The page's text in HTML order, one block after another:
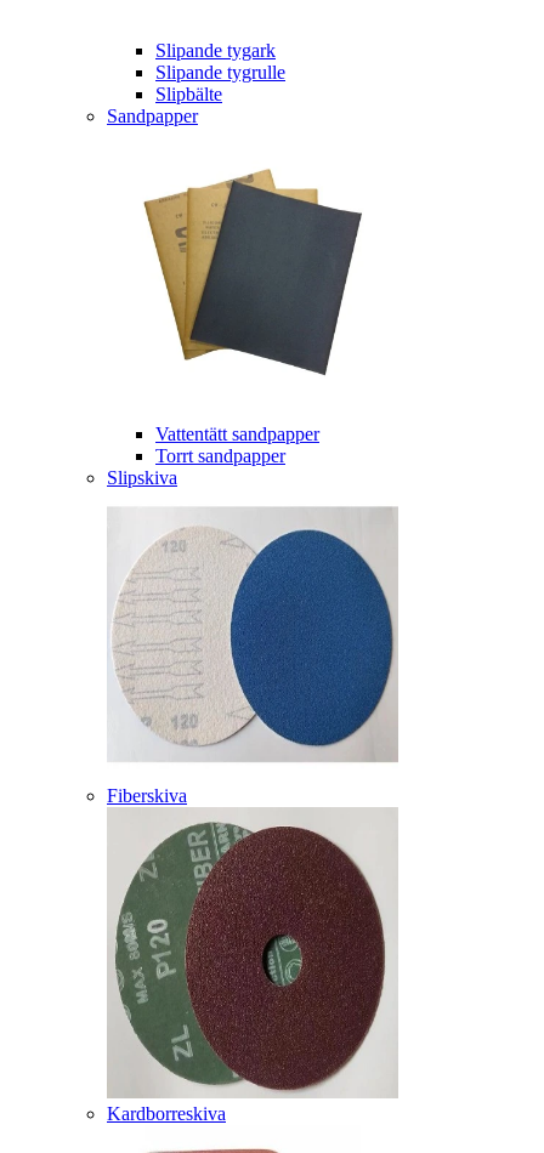
Slipande tygark
Slipande tygrulle
Slipbälte
Sandpapper
Vattentätt sandpapper
Torrt sandpapper
Slipskiva
Fiberskiva
Kardborreskiva